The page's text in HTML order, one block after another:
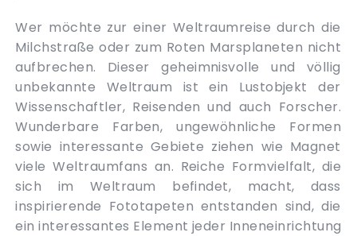
Wer möchte zur einer Weltraumreise durch die
Milchstraße oder zum Roten Marsplaneten nicht
aufbrechen. Dieser geheimnisvolle und völlig
unbekannte Weltraum ist ein Lustobjekt der
Wissenschaftler, Reisenden und auch Forscher.
Wunderbare Farben, ungewöhnliche Formen
sowie interessante Gebiete ziehen wie Magnet
viele Weltraumfans an. Reiche Formvielfalt, die
sich im Weltraum befindet, macht, dass
inspirierende Fototapeten entstanden sind, die
ein interessantes Element jeder Inneneinrichtung